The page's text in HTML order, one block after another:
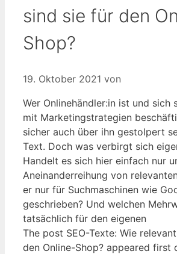
sind sie für den
Shop?
19. Oktober 2021 von
Wer Onlinehändler:in ist und sich
mit Marketingstrategien
sicher auch über ihn gestolpert
Text. Doch was verbirgt sich
Handelt es sich hier einfach nur
Aneinanderreihung von
er nur für Suchmaschinen wie
geschrieben? Und welchen
tatsächlich für den eigenen
The post SEO-Texte: Wie
den Online-Shop? appeared first